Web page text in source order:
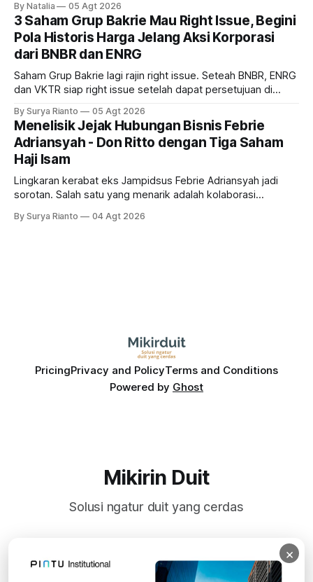
diprediksi semakin terlihat mendekati 2027. Kira-kira gimana
prospeknya? apakah masih menarik dilirik sektor ini?
By Natalia 05 Agt 2026
3 Saham Grup Bakrie Mau Right Issue, Begini
Pola Historis Harga Jelang Aksi Korporasi
dari BNBR dan ENRG
Saham Grup Bakrie lagi rajin right issue. Seteah BNBR, ENRG
dan VKTR siap right issue setelah dapat persetujuan di
pola saham Grup Bakrie jelang right issue
By Surya Rianto 05 Agt 2026
Menelisik Jejak Hubungan Bisnis Febrie
Adriansyah - Don Ritto dengan Tiga Saham
Haji Isam
Lingkaran kerabat eks Jampidsus Febrie Adriansyah jadi
sorotan. Salah satu yang menarik adalah kolaborasi
Bagaimana hubungannya?
By Surya Rianto 04 Agt 2026
PricingPrivacy and PolicyTerms and Conditions
Powered by Ghost
Mikirin Duit
Solusi ngatur duit yang cerdas
Subscribe
×